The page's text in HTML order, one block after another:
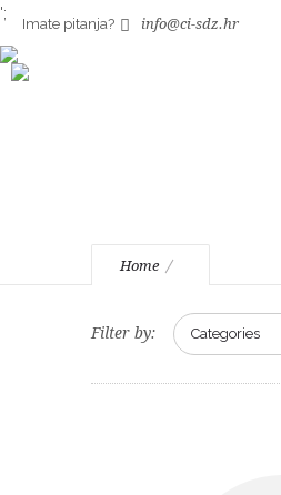
';
Imate pitanja? info@ci-sdz.hr
Home
Filter by: Categories